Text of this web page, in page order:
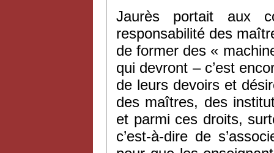
Jaurès portait aux
responsabilité des
de former des «
qui devront – c’est
de leurs devoirs et
des maîtres, des
et parmi ces droits,
c’est-à-dire de